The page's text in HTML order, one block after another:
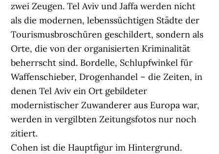
zwei Zeugen. Tel Aviv und Jaffa werden nicht
als die modernen, lebenssüchtigen Städte der
Tourismusbroschüren geschildert, sondern als
Orte, die von der organisierten Kriminalität
beherrscht sind. Bordelle, Schlupfwinkel für
Waffenschieber, Drogenhandel – die Zeiten, in
denen Tel Aviv ein Ort gebildeter
modernistischer Zuwanderer aus Europa war,
werden in vergilbten Zeitungsfotos nur noch
zitiert.
Cohen ist die Hauptfigur im Hintergrund.